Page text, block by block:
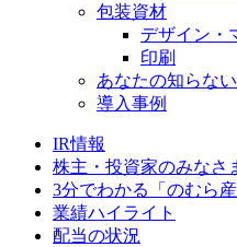
包装資材
デザイン・
印刷
あなたの知らな
導入事例
IR情報
株主・投資家のみなさ
3分でわかる「のむら産
業績ハイライト
配当の状況